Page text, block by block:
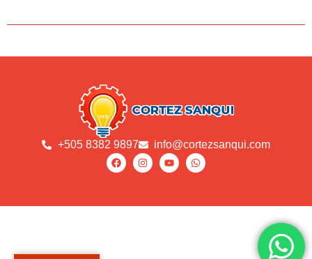
+505 8382 9897 info@cortezsanqui.com